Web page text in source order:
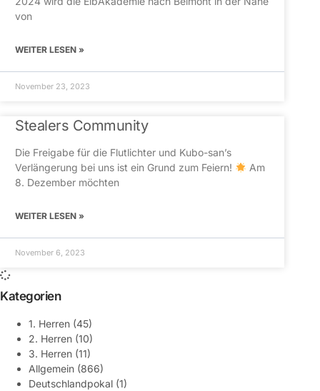
von
WEITER LESEN »
November 23, 2023
Stealers Community
Die Freigabe für die Flutlichter und Kubo-san’s
Verlängerung bei uns ist ein Grund zum Feiern!
Am
8. Dezember möchten
WEITER LESEN »
November 6, 2023
Kategorien
1. Herren (45)
2. Herren (10)
3. Herren (11)
Allgemein (866)
Deutschlandpokal (1)